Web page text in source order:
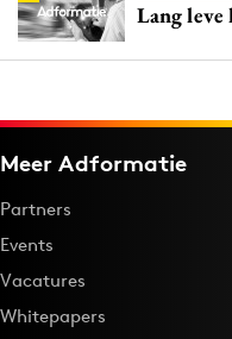
Lang leve
Meer Adformatie
Partners
Events
Vacatures
Whitepapers